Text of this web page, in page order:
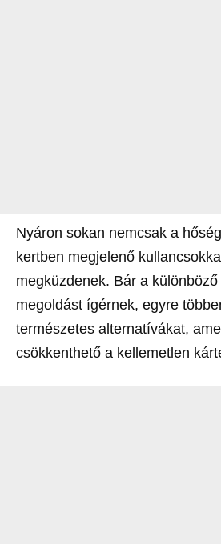
Nyáron sokan nemcsak a
kertben megjelenő
megküzdenek. Bár a
megoldást ígérnek, egyre
természetes alternatívákat,
csökkenthető a kellemetlen